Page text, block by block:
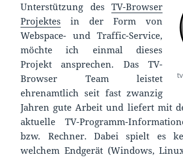
Unterstützung des TV-Browser
Projektes in der Form von
Webspace- und Traffic-Service,
möchte ich einmal dieses
Projekt ansprechen. Das TV-
Browser Team leistet
ehrenamtlich seit fast zwanzig
Jahren gute Arbeit und liefert mit
aktuelle TV-Programm-
bzw. Rechner. Dabei spielt es
welchem Endgerät (Windows,